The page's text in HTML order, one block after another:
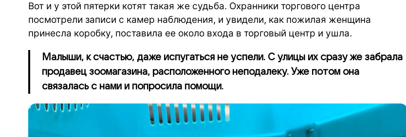
Вот и у этой пятерки котят такая же судьба. Охранники торгового центра
посмотрели записи с камер наблюдения, и увидели, как пожилая женщина
принесла коробку, поставила ее около входа в торговый центр и ушла.
Малыши, к счастью, даже испугаться не успели. С улицы их сразу же забрала
продавец зоомагазина, расположенного неподалеку. Уже потом она
связалась с нами и попросила помощи.